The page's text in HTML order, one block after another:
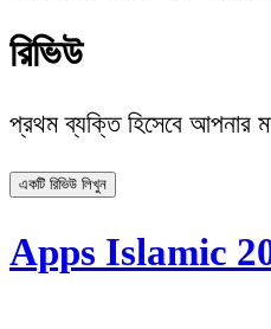
রিভিউ
প্রথম ব্যক্তি হিসেবে আপনার
একটি রিভিউ লিখুন
Apps Islamic